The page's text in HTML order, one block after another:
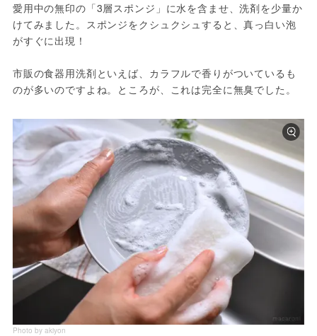
愛用中の無印の「3層スポンジ」に水を含ませ、洗剤を少量か
けてみました。スポンジをクシュクシュすると、真っ白い泡
がすぐに出現！
市販の食器用洗剤といえば、カラフルで香りがついているも
のが多いのですよね。ところが、これは完全に無臭でした。
Photo by akiyon